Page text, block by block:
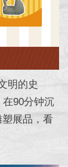
明的史
在90分钟沉
展品，看